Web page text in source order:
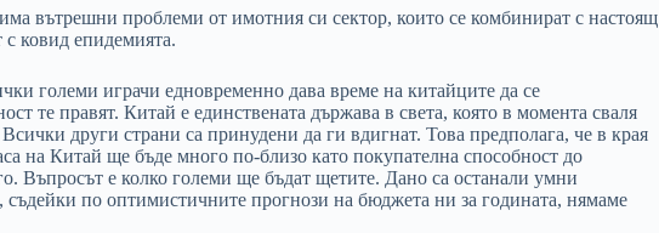
вътрешни проблеми от имотния си сектор, които се комбинират с настоящ
с ковид епидемията.
големи играчи едновременно дава време на китайците да се
те правят. Китай е единствената държава в света, която в момента сваля
други страни са принудени да ги вдигнат. Това предполага, че в края
на Китай ще бъде много по-близо като покупателна способност до
Въпросът е колко големи ще бъдат щетите. Дано са останали умни
по оптимистичните прогнози на бюджета ни за годината, нямаме